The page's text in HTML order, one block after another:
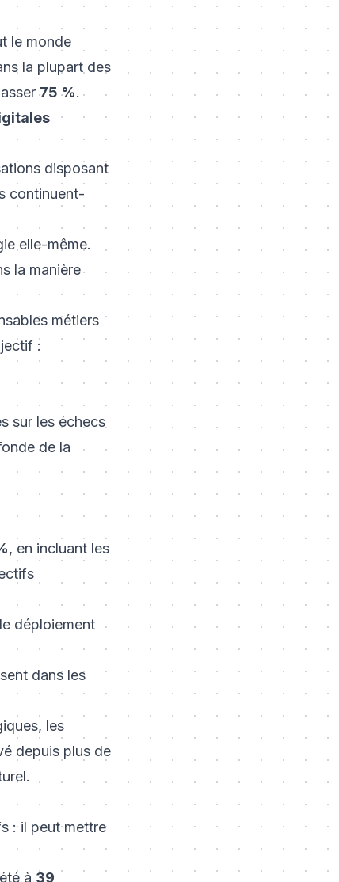
le monde
la plupart des
75 %.
disposant
continuent-
elle-même.
la manière
métiers
:
sur les échecs
de la
, en incluant les
déploiement
dans les
les
depuis plus de
: il peut mettre
à 39